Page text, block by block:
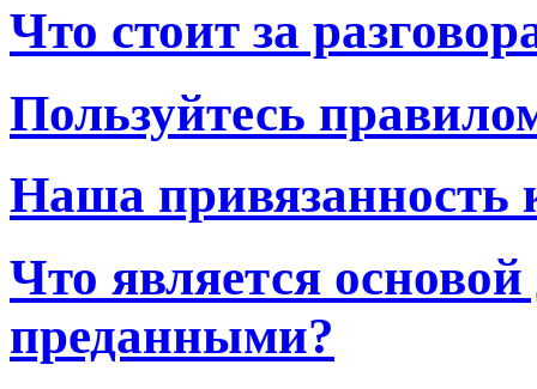
Что стоит за
Пользуйтесь
Наша привязанность
Что является
преданными?